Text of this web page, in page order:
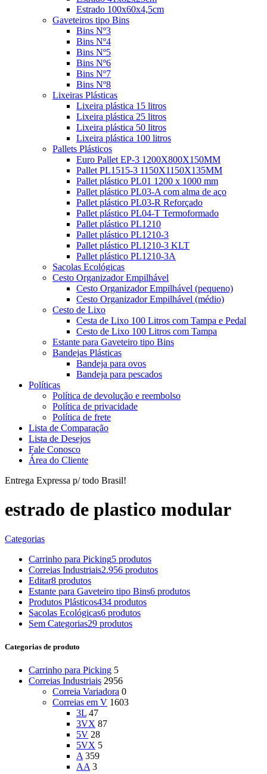
Estrado 100x60x4,5cm
Gaveteiros tipo Bins
Bins Nº3
Bins Nº4
Bins Nº5
Bins Nº6
Bins Nº7
Bins Nº8
Lixeiras Plásticas
Lixeira plástica 15 litros
Lixeira plástica 25 litros
Lixeira plástica 50 litros
Lixeira plástica 100 litros
Pallets Plásticos
Euro Pallet EP-3 1200X800X150MM
Pallet PL1515-3 1150X1150X135MM
Pallet plástico PL01 1200 x 1000 mm
Pallet plástico PL03-A com alma de aço
Pallet plástico PL03-R Reforçado
Pallet plástico PL04-T Termoformado
Pallet plástico PL1210
Pallet plástico PL1210-3
Pallet plástico PL1210-3 KLT
Pallet plástico PL1210-3A
Sacolas Ecológicas
Cesto Organizador Empilhável
Cesto Organizador Empilhável (pequeno)
Cesto Organizador Empilhável (médio)
Cesto de Lixo
Cesta de Lixo 100 Litros com Tampa e Pedal
Cesto de Lixo 100 Litros com Tampa
Estante para Gaveteiro tipo Bins
Bandejas Plásticas
Bandeja para ovos
Bandeja para pescados
Políticas
Política de devolução e reembolso
Política de privacidade
Política de frete
Lista de Comparação
Lista de Desejos
Fale Conosco
Área do Cliente
Entrega Expressa p/ todo Brasil!
estrado de plastico modular
Categorias
Carrinho para Picking5 produtos
Correias Industriais2.956 produtos
Editar8 produtos
Estante para Gaveteiro tipo Bins6 produtos
Produtos Plásticos434 produtos
Sacolas Ecológicas6 produtos
Sem Categorias29 produtos
Categorias de produto
Carrinho para Picking 5
Correias Industriais 2956
Correia Variadora 0
Correias em V 1603
3L 47
3VX 87
5V 28
5VX 5
A 359
AA 3